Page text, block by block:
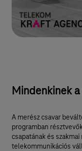
Mindenkinek
A merész csavar
programban
csapatának és
telekommunikációs